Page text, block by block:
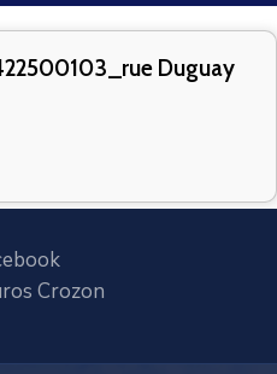
Duguay
Crozon